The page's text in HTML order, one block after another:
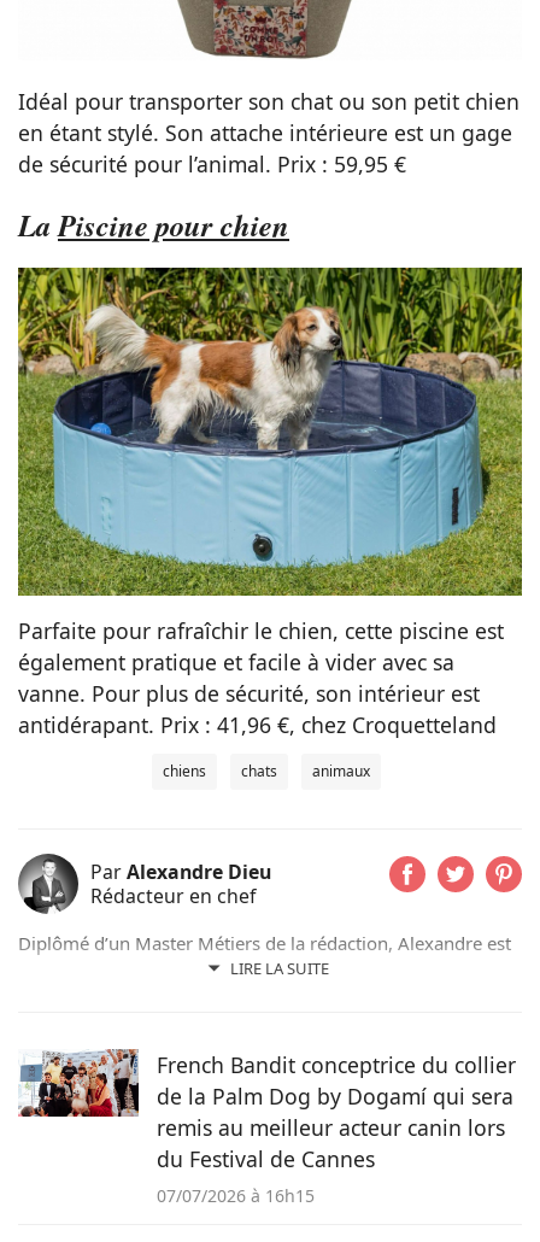
Idéal pour transporter son chat ou son petit chien
en étant stylé. Son attache intérieure est un gage
de sécurité pour l’animal. Prix : 59,95 €
LaPiscine pour chien
Parfaite pour rafraîchir le chien, cette piscine est
également pratique et facile à vider avec sa
vanne. Pour plus de sécurité, son intérieur est
antidérapant. Prix : 41,96 €, chez Croquetteland
chiens chats animaux
ParAlexandre Dieu
Rédacteur en chef
LIRE LA SUITE
Diplômé d’un Master Métiers de la rédaction, Alexandre est
un amoureux des chiens depuis son plus jeune âge. Après
vous émouvoir et vous informer sur nos compagnons
préférés.
French Bandit conceptrice du collier
de la Palm Dog by Dogamí qui sera
remis au meilleur acteur canin lors
du Festival de Cannes
07/07/2026 à 16h15